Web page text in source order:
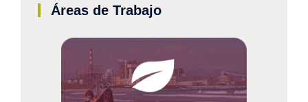
Áreas de Trabajo